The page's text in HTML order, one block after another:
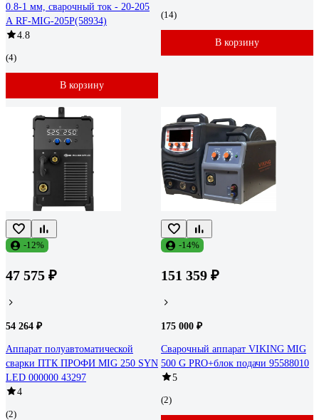
0.8-1 мм, сварочный ток - 20-205
А RF-MIG-205P(58934)
4.8
(4)
В корзину
(14)
В корзину
-12%
47 575 ₽
54 264 ₽
Аппарат полуавтоматической
сварки ПТК ПРОФИ MIG 250 SYN
LED 000000 43297
4
(2)
-14%
151 359 ₽
175 000 ₽
Сварочный аппарат VIKING MIG
500 G PRO+блок подачи 95588010
5
(2)